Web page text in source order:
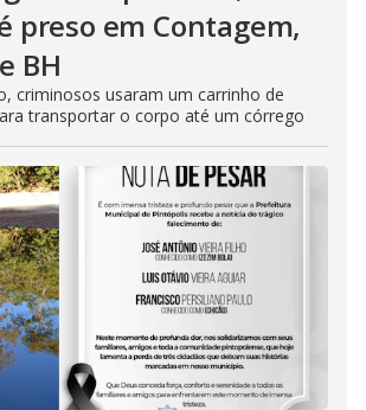
preso em Contagem,
BH
criminosos usaram um carrinho de
transportar o corpo até um córrego